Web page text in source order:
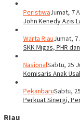
PeristiwaJumat, 7
John Kenedy Azis
Warta RiauJumat, 7
SKK Migas, PHR
NasionalSabtu, 25
Komisaris Anak
PekanbaruSabtu,
Perkuat Sinergi,
Riau